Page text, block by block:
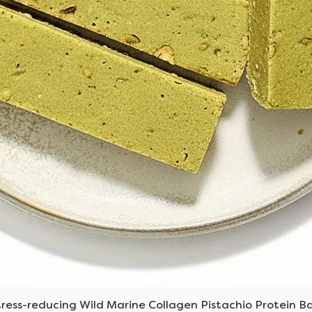
العرض السريع
reducing Wild Marine Collagen Pistachio Protein